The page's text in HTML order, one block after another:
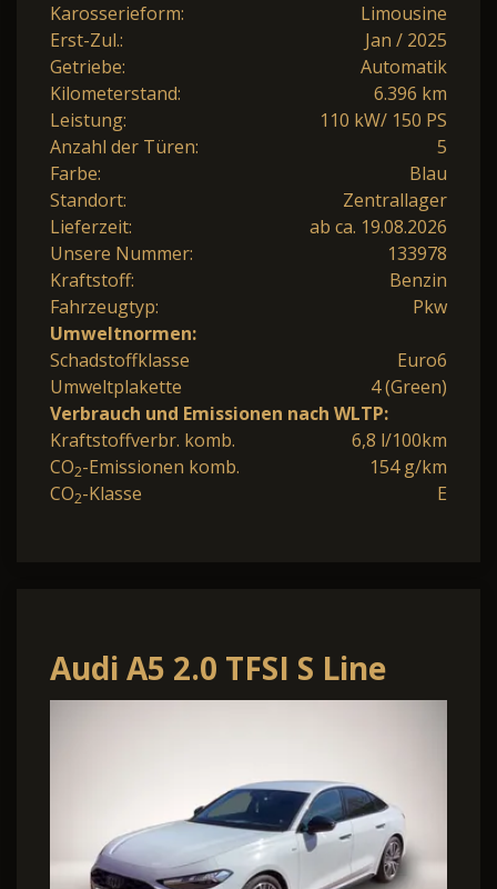
Karosserieform:
Limousine
Erst-Zul.:
Jan / 2025
Getriebe:
Automatik
Kilometerstand:
6.396 km
Leistung:
110 kW/ 150 PS
Anzahl der Türen:
5
Farbe:
Blau
Standort:
Zentrallager
Lieferzeit:
ab ca. 19.08.2026
Unsere Nummer:
133978
Kraftstoff:
Benzin
Fahrzeugtyp:
Pkw
Umweltnormen:
Schadstoffklasse
Euro6
Umweltplakette
4 (Green)
Verbrauch und Emissionen nach WLTP:
Kraftstoffverbr. komb.
6,8 l/100km
CO2-Emissionen komb.
154 g/km
CO2-Klasse E
Audi A5 2.0 TFSI S Line
Plus S